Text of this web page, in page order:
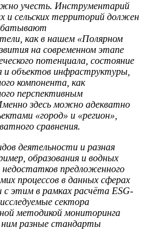
учесть. Инструментарий
и сельских территорий должен
как в нашем «Полярном
на современном этапе
потенциала, состояние
и объектов инфраструктуры,
компонента, как
перспективным
здесь можно адекватно
«город» и «регион»,
сравнения.
деятельности и разная
образования и водных
недостатков предложенного
процессов в данных сферах
с этим в рамках расчёта ESG-
сектора
методикой мониторинга
ним разные стандарты